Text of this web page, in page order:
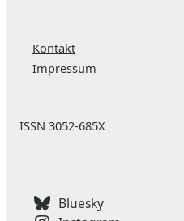
Kontakt
Impressum
ISSN 3052-685X
Bluesky